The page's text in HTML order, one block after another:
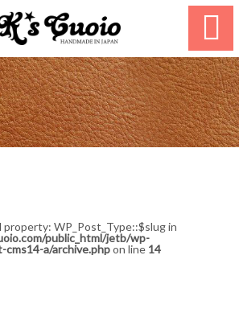

property: WP_Post_Type::$slug in
public_html/jetb/wp-
a/archive.phpon line 14